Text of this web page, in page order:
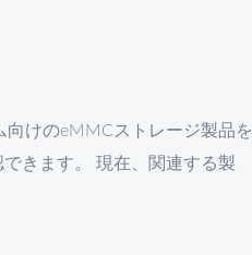
けのeMMCストレージ製品を
きます。 現在、関連する製